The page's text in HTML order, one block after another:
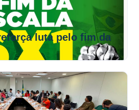
luta pelo fim da